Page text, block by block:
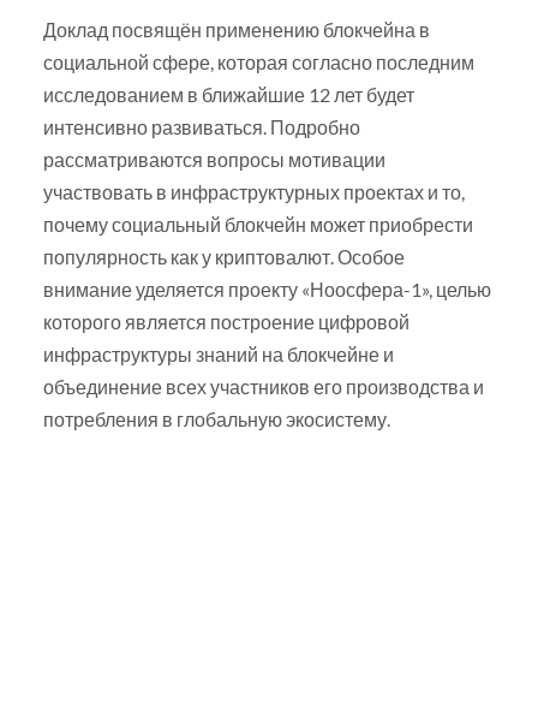
Доклад посвящён применению блокчейна в
социальной сфере, которая согласно последним
исследованием в ближайшие 12 лет будет
интенсивно развиваться. Подробно
рассматриваются вопросы мотивации
участвовать в инфраструктурных проектах и то,
почему социальный блокчейн может приобрести
популярность как у криптовалют. Особое
внимание уделяется проекту «Ноосфера-1», целью
которого является построение цифровой
инфраструктуры знаний на блокчейне и
объединение всех участников его производства и
потребления в глобальную экосистему.